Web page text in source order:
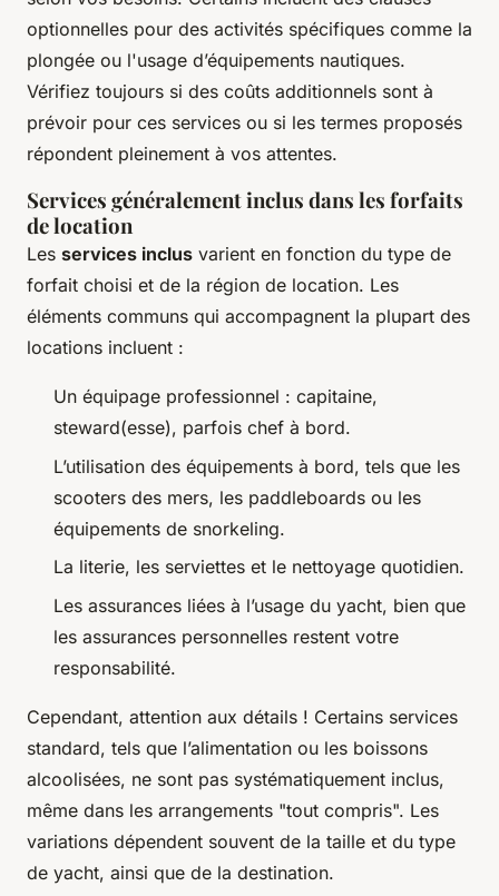
optionnelles pour des activités spécifiques comme la
plongée ou l'usage d’équipements nautiques.
Vérifiez toujours si des coûts additionnels sont à
prévoir pour ces services ou si les termes proposés
répondent pleinement à vos attentes.
Services généralement inclus dans les forfaits
de location
Les services inclus varient en fonction du type de
forfait choisi et de la région de location. Les
éléments communs qui accompagnent la plupart des
locations incluent :
Un équipage professionnel : capitaine,
steward(esse), parfois chef à bord.
L’utilisation des équipements à bord, tels que les
scooters des mers, les paddleboards ou les
équipements de snorkeling.
La literie, les serviettes et le nettoyage quotidien.
Les assurances liées à l’usage du yacht, bien que
les assurances personnelles restent votre
responsabilité.
Cependant, attention aux détails ! Certains services
standard, tels que l’alimentation ou les boissons
alcoolisées, ne sont pas systématiquement inclus,
même dans les arrangements "tout compris". Les
variations dépendent souvent de la taille et du type
de yacht, ainsi que de la destination.